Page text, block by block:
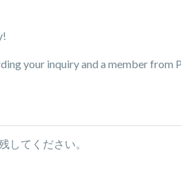
your inquiry and a member
してください。